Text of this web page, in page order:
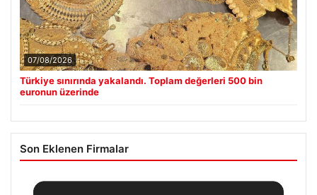
07/08/2026
Türkiye sınırında yakalandı. Toplam değerleri 500 bin
euronun üzerinde
Son Eklenen Firmalar